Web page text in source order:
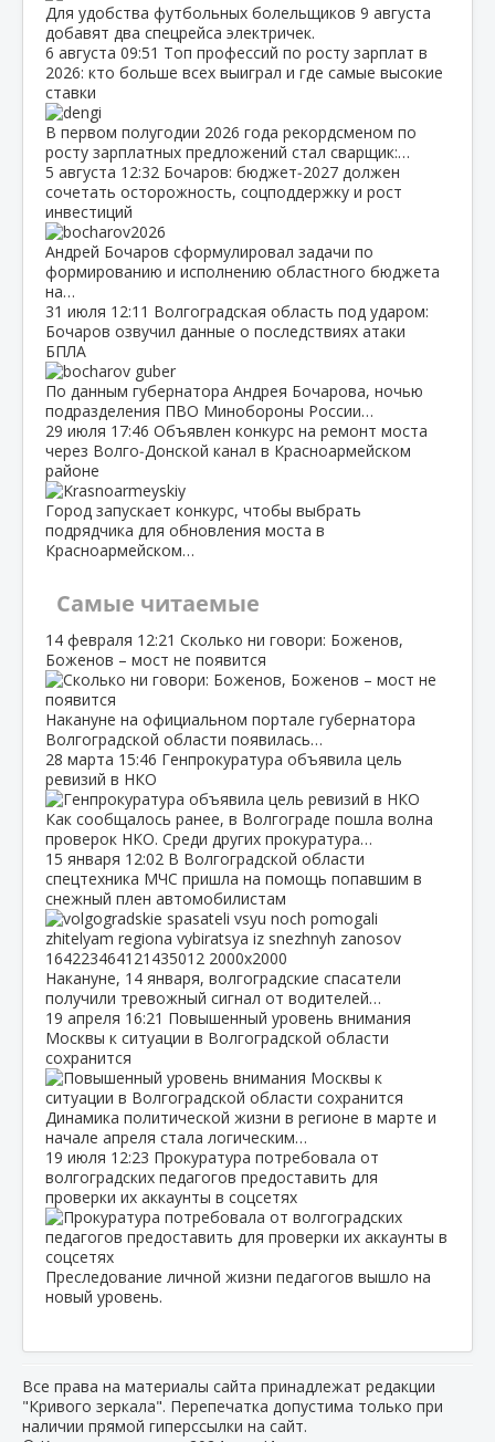
Для удобства футбольных болельщиков 9 августа
добавят два спецрейса электричек.
6 августа 09:51 Топ профессий по росту зарплат в
2026: кто больше всех выиграл и где самые высокие
ставки
В первом полугодии 2026 года рекордсменом по
росту зарплатных предложений стал сварщик:…
5 августа 12:32 Бочаров: бюджет‑2027 должен
сочетать осторожность, соцподдержку и рост
инвестиций
Андрей Бочаров сформулировал задачи по
формированию и исполнению областного бюджета
на…
31 июля 12:11 Волгоградская область под ударом:
Бочаров озвучил данные о последствиях атаки
БПЛА
По данным губернатора Андрея Бочарова, ночью
подразделения ПВО Минобороны России…
29 июля 17:46 Объявлен конкурс на ремонт моста
через Волго‑Донской канал в Красноармейском
районе
Город запускает конкурс, чтобы выбрать
подрядчика для обновления моста в
Красноармейском…
Самые читаемые
14 февраля 12:21 Сколько ни говори: Боженов,
Боженов – мост не появится
Накануне на официальном портале губернатора
Волгоградской области появилась…
28 марта 15:46 Генпрокуратура объявила цель
ревизий в НКО
Как сообщалось ранее, в Волгограде пошла волна
проверок НКО. Среди других прокуратура…
15 января 12:02 В Волгоградской области
спецтехника МЧС пришла на помощь попавшим в
снежный плен автомобилистам
Накануне, 14 января, волгоградские спасатели
получили тревожный сигнал от водителей…
19 апреля 16:21 Повышенный уровень внимания
Москвы к ситуации в Волгоградской области
сохранится
Динамика политической жизни в регионе в марте и
начале апреля стала логическим…
19 июля 12:23 Прокуратура потребовала от
волгоградских педагогов предоставить для
проверки их аккаунты в соцсетях
Преследование личной жизни педагогов вышло на
новый уровень.
Все права на материалы сайта принадлежат редакции
"Кривого зеркала". Перепечатка допустима только при
наличии прямой гиперссылки на сайт.